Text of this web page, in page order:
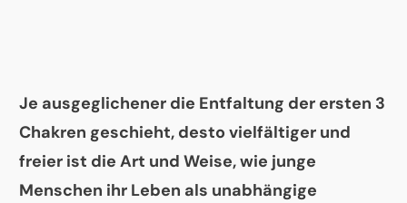
Je ausgeglichener die Entfaltung der ersten 3
Chakren geschieht, desto vielfältiger und
freier ist die Art und Weise, wie junge
Menschen ihr Leben als unabhängige